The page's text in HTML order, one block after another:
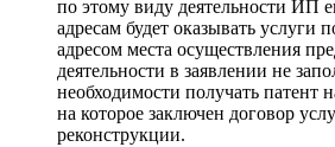
по этому виду деятельности ИП
адресам будет оказывать услуги
адресом места осуществления
деятельности в заявлении не
необходимости получать патент
на которое заключен договор
реконструкции.